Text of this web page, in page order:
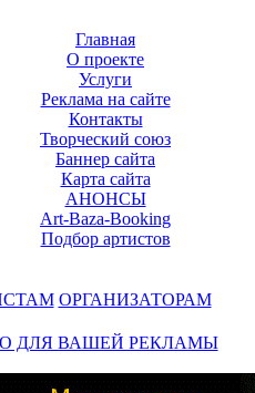
Главная
О проекте
Услуги
Реклама на сайте
Контакты
Творческий союз
Баннер сайта
Карта сайта
АНОНСЫ
Art-Baza-Booking
Подбор артистов
ОРГАНИЗАТОРАМ
ДЛЯ ВАШЕЙ РЕКЛАМЫ